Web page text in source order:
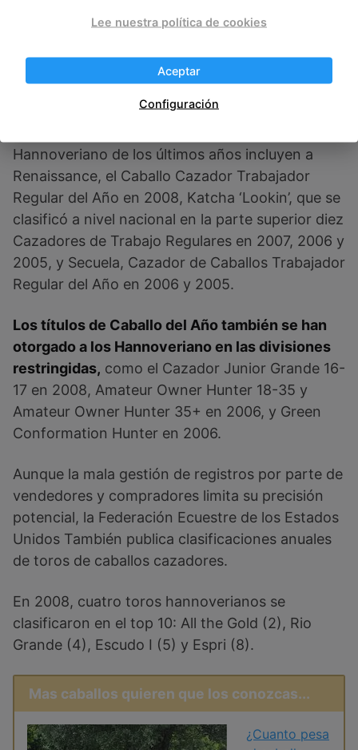
aquellos de 18 a 35 años, y los mayores de 35
Hannoveriano de los últimos años incluyen a
Renaissance, el Caballo Cazador Trabajador
Regular del Año en 2008, Katcha ‘Lookin’, que se
clasificó a nivel nacional en la parte superior diez
Cazadores de Trabajo Regulares en 2007, 2006 y
2005, y Secuela, Cazador de Caballos Trabajador
Regular del Año en 2006 y 2005.
Los títulos de Caballo del Año también se han
otorgado a los Hannoveriano en las divisiones
restringidas, como el Cazador Junior Grande 16-
17 en 2008, Amateur Owner Hunter 18-35 y
Amateur Owner Hunter 35+ en 2006, y Green
Conformation Hunter en 2006.
Aunque la mala gestión de registros por parte de
vendedores y compradores limita su precisión
potencial, la Federación Ecuestre de los Estados
Unidos También publica clasificaciones anuales
de toros de caballos cazadores.
En 2008, cuatro toros hannoverianos se
clasificaron en el top 10: All the Gold (2), Rio
Grande (4), Escudo I (5) y Espri (8).
Mas caballos quieren que los conozcas...
¿Cuanto pesa
Lee nuestra política de cookies
Aceptar
Configuración